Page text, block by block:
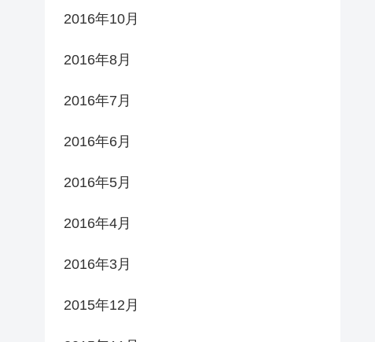
2016年10月
2016年8月
2016年7月
2016年6月
2016年5月
2016年4月
2016年3月
2015年12月